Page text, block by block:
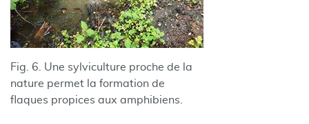
Fig. 6. Une sylviculture proche de la
nature permet la formation de
flaques propices aux amphibiens.